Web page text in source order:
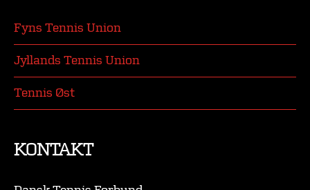
Fyns Tennis Union
Jyllands Tennis Union
Tennis Øst
KONTAKT